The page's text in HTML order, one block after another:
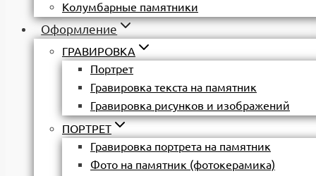
Колумбарные памятники
Оформление
ГРАВИРОВКА
Портрет
Гравировка текста на памятник
Гравировка рисунков и изображений
ПОРТРЕТ
Гравировка портрета на памятник
Фото на памятник (фотокерамика)